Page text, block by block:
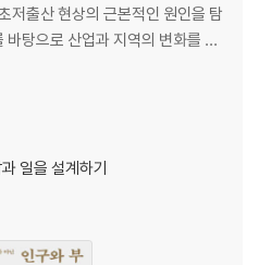
대에 살고 있다｜젊은 세대의 다양성
씬 높다｜우리나라 산업의 경쟁력과
양성｜다양성은 의지를 갖고 학습해
저출산 현상의 근본적인 원인을 탐
탕으로 산업과 지역의 변화를 분
되는지 예측하는 데 필요한 통찰
저서 《정해진 미래》는 당시 생
해진 미래 시장의 기회》,
일을 설계하기